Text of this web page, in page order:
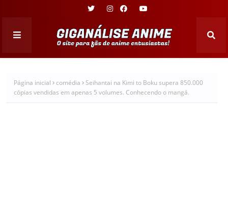
Página inicial comédia
Seihantai na Kimi to Boku supera 850.000
cópias vendidas em apenas 5 volumes. Conhecendo o mangá.